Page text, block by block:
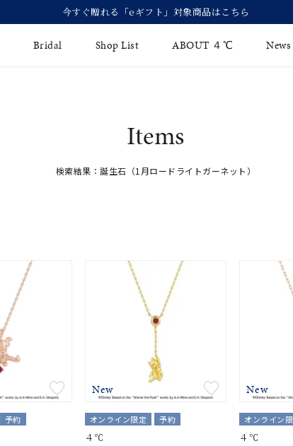
今すぐ贈れる「eギフト」対象商品はこちら
Bridal Shop List ABOUT ４℃ News
法人のお客様
Items
検索結果：誕生石（1月ロードライトガーネット）
予約
New
オンライン限定 予約
４℃
New
オンライン
４℃